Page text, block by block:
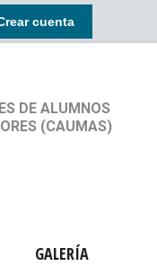
cuenta
DE ALUMNOS
(CAUMAS)
GALERÍA